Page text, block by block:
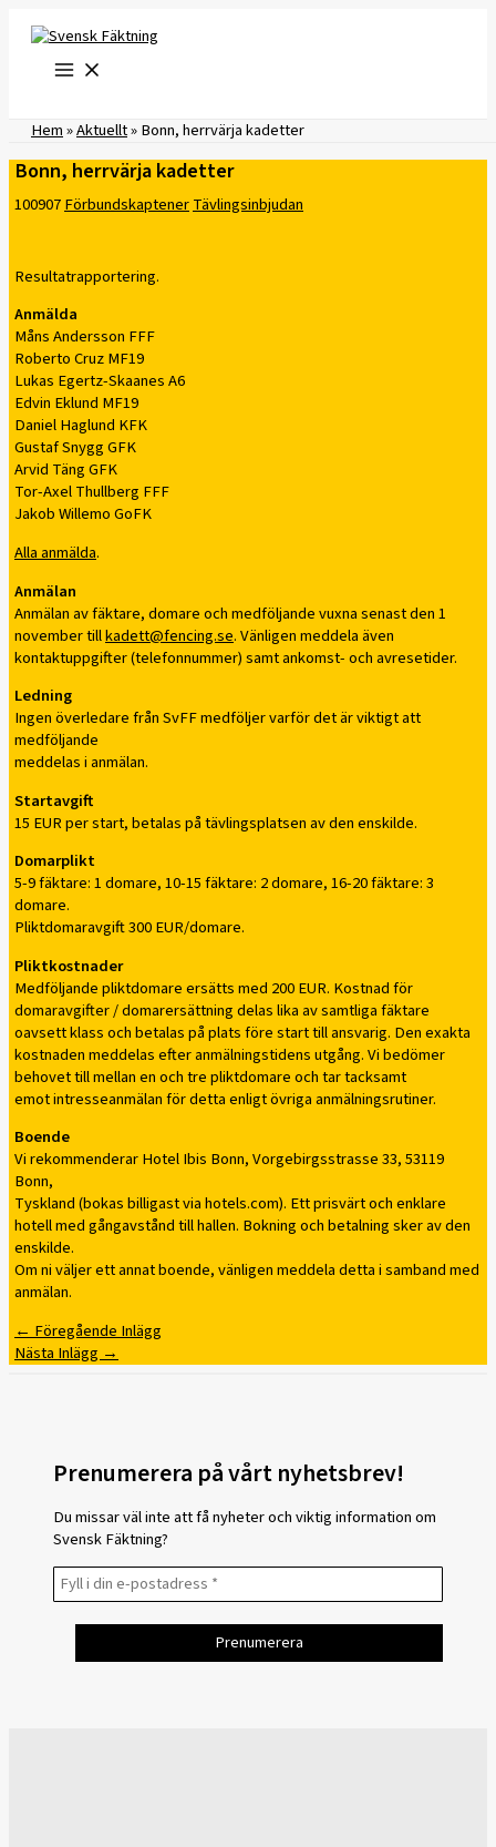
innehåll
Hem»Aktuellt»Bonn, herrvärja kadetter
Bonn, herrvärja kadetter
100907FörbundskaptenerTävlingsinbjudan
Resultatrapportering.
Anmälda
Måns Andersson FFF
Roberto Cruz MF19
Lukas Egertz-Skaanes A6
Edvin Eklund MF19
Daniel Haglund KFK
Gustaf Snygg GFK
Arvid Täng GFK
Tor-Axel Thullberg FFF
Jakob Willemo GoFK
Alla anmälda.
Anmälan
Anmälan av fäktare, domare och medföljande vuxna senast den 1
november tillkadett@fencing.se. Vänligen meddela även
kontaktuppgifter (telefonnummer) samt ankomst- och avresetider.
Ledning
Ingen överledare från SvFF medföljer varför det är viktigt att
medföljande
meddelas i anmälan.
Startavgift
15 EUR per start, betalas på tävlingsplatsen av den enskilde.
Domarplikt
5-9 fäktare: 1 domare, 10-15 fäktare: 2 domare, 16-20 fäktare: 3
domare.
Pliktdomaravgift 300 EUR/domare.
Pliktkostnader
Medföljande pliktdomare ersätts med 200 EUR. Kostnad för
domaravgifter / domarersättning delas lika av samtliga fäktare
oavsett klass och betalas på plats före start till ansvarig. Den exakta
kostnaden meddelas efter anmälningstidens utgång. Vi bedömer
behovet till mellan en och tre pliktdomare och tar tacksamt
emot intresseanmälan för detta enligt övriga anmälningsrutiner.
Boende
Vi rekommenderar Hotel Ibis Bonn, Vorgebirgsstrasse 33, 53119
Bonn,
Tyskland (bokas billigast via hotels.com). Ett prisvärt och enklare
hotell med gångavstånd till hallen. Bokning och betalning sker av den
enskilde.
Om ni väljer ett annat boende, vänligen meddela detta i samband med
anmälan.
← Föregående Inlägg
Nästa Inlägg →
Prenumerera på vårt nyhetsbrev!
Du missar väl inte att få nyheter och viktig information om
Svensk Fäktning?